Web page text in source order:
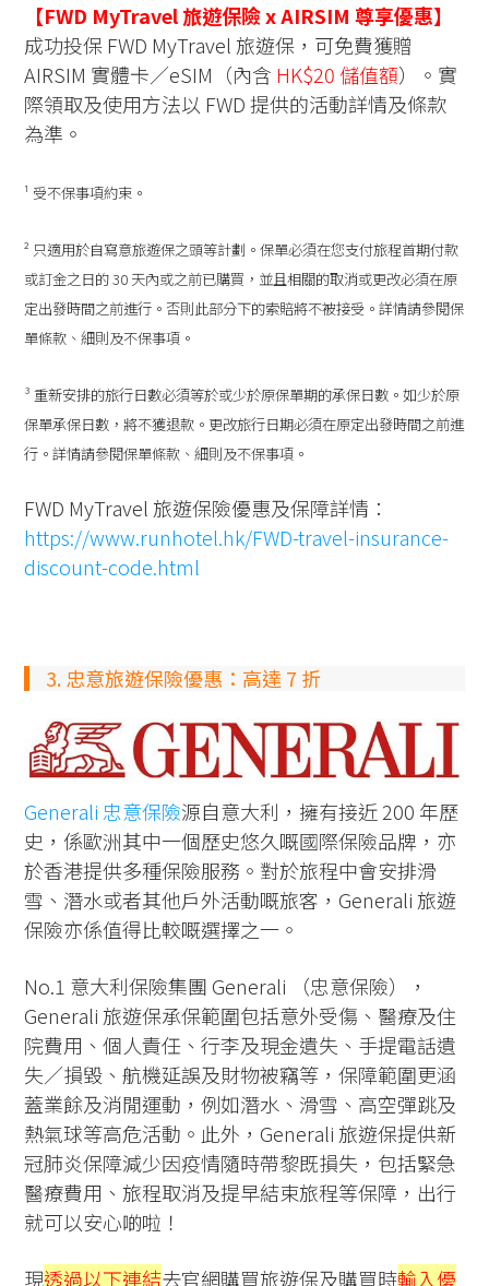
【FWD MyTravel 旅遊保險 x AIRSIM 尊享優惠】
成功投保 FWD MyTravel 旅遊保，可免費獲贈
AIRSIM 實體卡／eSIM（內含 HK$20 儲值額）。實
際領取及使用方法以 FWD 提供的活動詳情及條款
為準。
¹ 受不保事項約束。
² 只適用於自寫意旅遊保之頭等計劃。保單必須在您支付旅程首期付款
或訂金之日的 30 天內或之前已購買，並且相關的取消或更改必須在原
定出發時間之前進行。否則此部分下的索賠將不被接受。詳情請參閱保
單條款、細則及不保事項。
³ 重新安排的旅行日數必須等於或少於原保單期的承保日數。如少於原
保單承保日數，將不獲退款。更改旅行日期必須在原定出發時間之前進
行。詳情請參閱保單條款、細則及不保事項。
FWD MyTravel 旅遊保險優惠及保障詳情：
https://www.runhotel.hk/FWD-travel-insurance-
discount-code.html
3. 忠意旅遊保險優惠：高達 7 折
Generali 忠意保險源自意大利，擁有接近 200 年歷
史，係歐洲其中一個歷史悠久嘅國際保險品牌，亦
於香港提供多種保險服務。對於旅程中會安排滑
雪、潛水或者其他戶外活動嘅旅客，Generali 旅遊
保險亦係值得比較嘅選擇之一。
No.1 意大利保險集團 Generali （忠意保險），
Generali 旅遊保承保範圍包括意外受傷、醫療及住
院費用、個人責任、行李及現金遺失、手提電話遺
失／損毀、航機延誤及財物被竊等，保障範圍更涵
蓋業餘及消閒運動，例如潛水、滑雪、高空彈跳及
熱氣球等高危活動。此外， Generali 旅遊保提供新
冠肺炎保障減少因疫情隨時帶黎既損失，包括緊急
醫療費用、旅程取消及提早結束旅程等保障，出行
就可以安心啲啦！
現透過以下連結去官網購買旅遊保及購買時輸入優